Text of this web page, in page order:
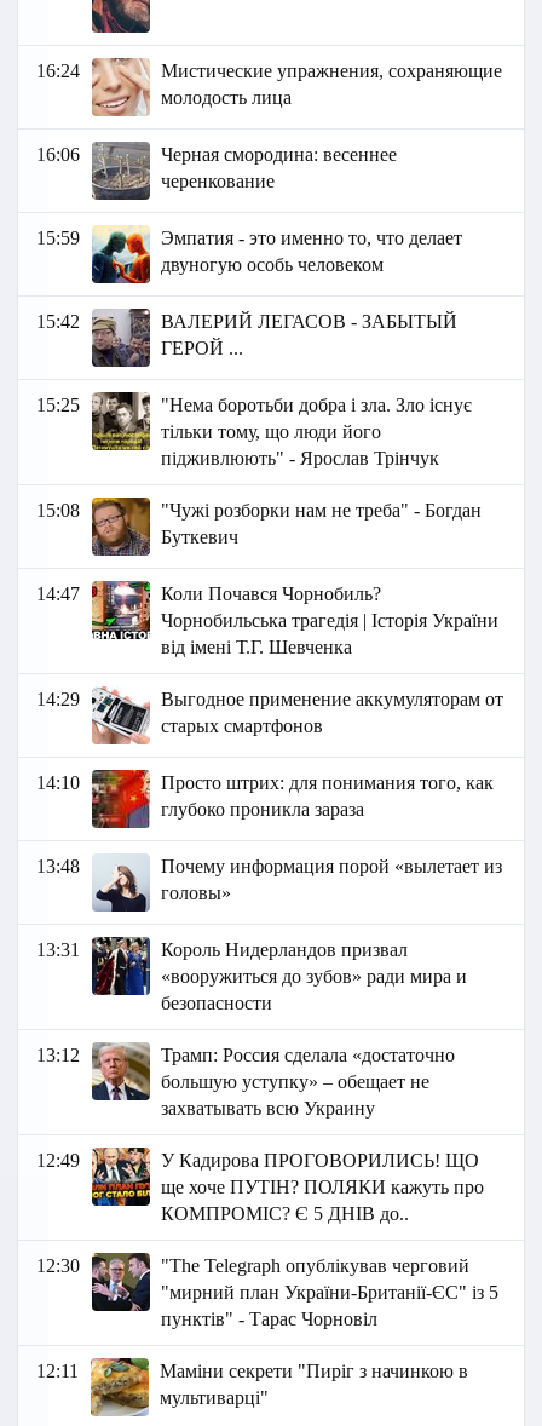
16:24
Мистические упражнения, сохраняющие
молодость лица
16:06
Черная смородина: весеннее
черенкование
15:59
Эмпатия - это именно то, что делает
двуногую особь человеком
15:42
ВАЛЕРИЙ ЛЕГАСОВ - ЗАБЫТЫЙ
ГЕРОЙ ...
15:25
"Нема боротьби добра і зла. Зло існує
тільки тому, що люди його
підживлюють" - Ярослав Трінчук
15:08
"Чужі розборки нам не треба" - Богдан
Буткевич
14:47
Коли Почався Чорнобиль?
Чорнобильська трагедія | Історія України
від імені Т.Г. Шевченка
14:29
Выгодное применение аккумуляторам от
старых смартфонов
14:10
Просто штрих: для понимания того, как
глубоко проникла зараза
13:48
Почему информация порой «вылетает из
головы»
13:31
Король Нидерландов призвал
«вооружиться до зубов» ради мира и
безопасности
13:12
Трамп: Россия сделала «достаточно
большую уступку» – обещает не
захватывать всю Украину
12:49
У Кадирова ПРОГОВОРИЛИСЬ! ЩО
ще хоче ПУТІН? ПОЛЯКИ кажуть про
КОМПРОМІС? Є 5 ДНІВ до..
12:30
"The Telegraph опублікував черговий
"мирний план України-Британії-ЄС" із 5
пунктів" - Тарас Чорновіл
12:11
Маміни секрети "Пиріг з начинкою в
мультиварці"